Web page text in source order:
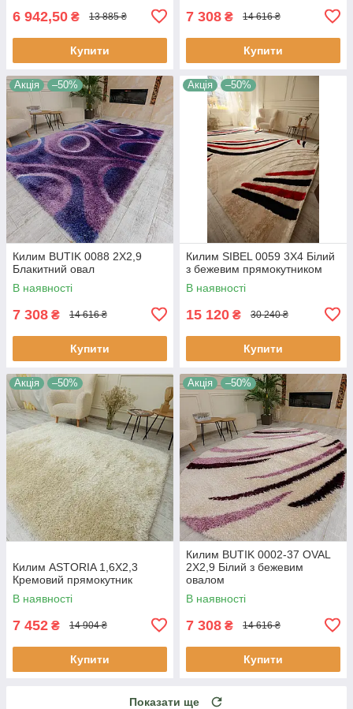
6 942,50 ₴ 13 885 ₴
Купити
7 308 ₴ 14 616 ₴
Купити
Акція –50%
Килим BUTIK 0088 2Х2,9
Блакитний овал
В наявності
7 308 ₴ 14 616 ₴
Купити
Акція –50%
Килим SIBEL 0059 3Х4 Білий
з бежевим прямокутником
В наявності
15 120 ₴ 30 240 ₴
Купити
Акція –50%
Килим ASTORIA 1,6Х2,3
Кремовий прямокутник
В наявності
7 452 ₴ 14 904 ₴
Купити
Акція –50%
Килим BUTIK 0002-37 OVAL
2Х2,9 Білий з бежевим
овалом
В наявності
7 308 ₴ 14 616 ₴
Купити
Показати ще